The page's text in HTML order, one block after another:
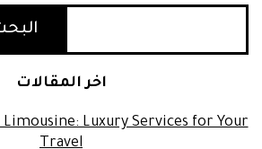
اخر المقالات
Luxury Services for Your
Travel